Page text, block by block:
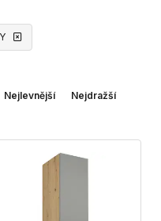
Nejlevnější Nejdražší